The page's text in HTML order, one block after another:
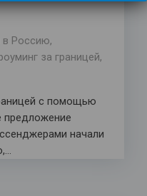
в Россию,
за границей,
с помощью
предложение
начали